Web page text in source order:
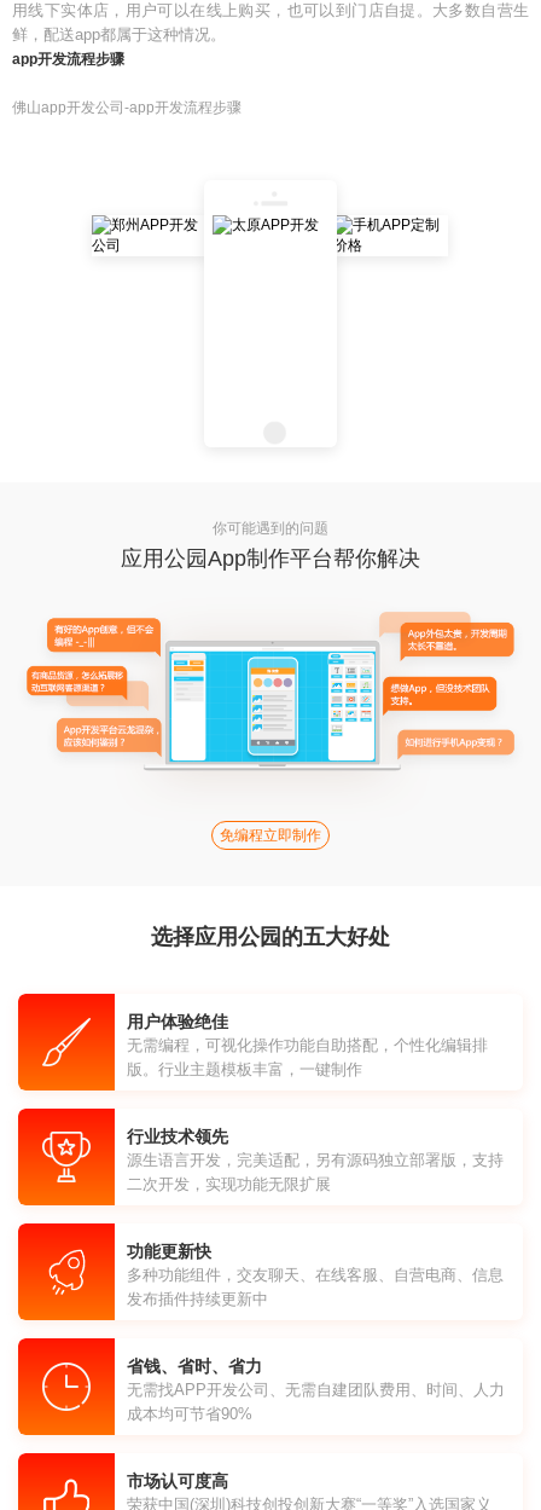
用线下实体店，用户可以在线上购买，也可以到门店自提。大多数自营生
鲜，配送app都属于这种情况。
app开发流程步骤
佛山app开发公司-app开发流程步骤
你可能遇到的问题
应用公园App制作平台帮你解决
免编程立即制作
选择应用公园的五大好处
用户体验绝佳
无需编程，可视化操作功能自助搭配，个性化编辑排
版。行业主题模板丰富，一键制作
行业技术领先
源生语言开发，完美适配，另有源码独立部署版，支持
二次开发，实现功能无限扩展
功能更新快
多种功能组件，交友聊天、在线客服、自营电商、信息
发布插件持续更新中
省钱、省时、省力
无需找APP开发公司、无需自建团队费用、时间、人力
成本均可节省90%
市场认可度高
荣获中国(深圳)科技创投创新大赛“一等奖”入选国家义